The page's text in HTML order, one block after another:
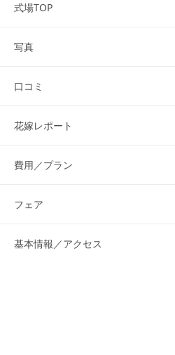
式場TOP
写真
口コミ
花嫁レポート
費用／プラン
フェア
基本情報／アクセス